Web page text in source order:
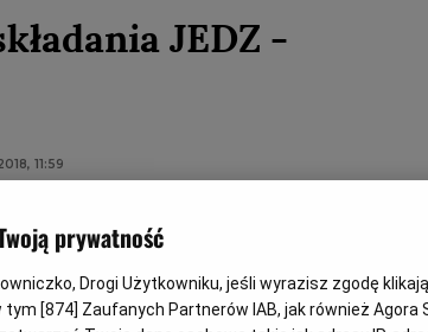
JEDZ -
11:59
prywatność
Drogi Użytkowniku, jeśli wyrazisz zgodę
tym [874] Zaufanych Partnerów IAB, jak również Agora